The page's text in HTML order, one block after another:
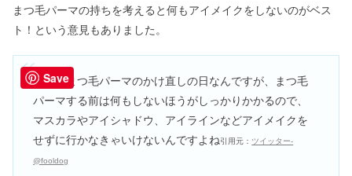
まつ毛パーマの持ちを考えると何もアイメイクをしないのがベス
ト！という意見もありました。
今日はまつ毛パーマのかけ直しの日なんですが、まつ毛
パーマする前は何もしないほうがしっかりかかるので、
マスカラやアイシャドウ、アイラインなどアイメイクを
せずに行かなきゃいけないんですよね引用元： ツイッター-
@fooldog
Save